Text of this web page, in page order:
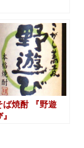
ば焼酎 『野遊